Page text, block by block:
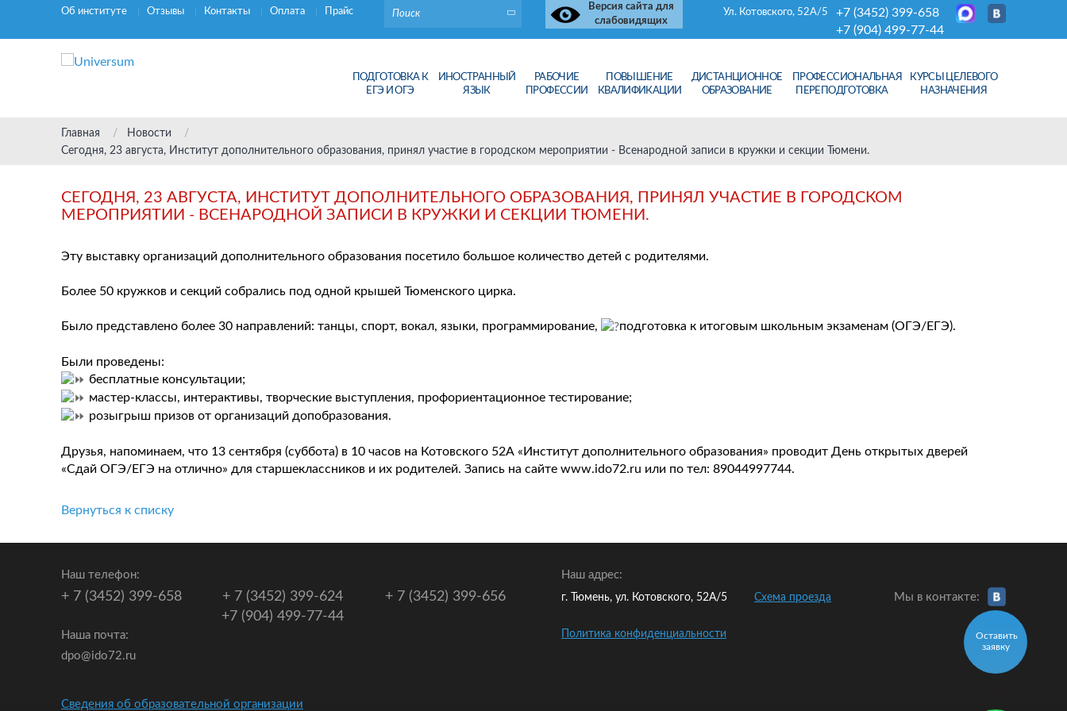
Оставить
заявку
Об институте Отзывы Контакты Оплата Прайс
Версия сайта для
слабовидящих
+7 (3452) 399-658
+7 (904) 499-77-44
Ул. Котовского, 52А/5
ПОДГОТОВКА К
ЕГЭ И ОГЭ
ИНОСТРАННЫЙ
ЯЗЫК
РАБОЧИЕ
ПРОФЕССИИ
ПОВЫШЕНИЕ
КВАЛИФИКАЦИИ
ДИСТАНЦИОННОЕ
ОБРАЗОВАНИЕ
ПРОФЕССИОНАЛЬНАЯ
ПЕРЕПОДГОТОВКА
КУРСЫ ЦЕЛЕВОГО
НАЗНАЧЕНИЯ
Главная
Новости
Сегодня, 23 августа, Институт дополнительного образования, принял участие в городском мероприятии - Всенародной записи в кружки и секции Тюмени.
СЕГОДНЯ, 23 АВГУСТА, ИНСТИТУТ ДОПОЛНИТЕЛЬНОГО ОБРАЗОВАНИЯ, ПРИНЯЛ УЧАСТИЕ В ГОРОДСКОМ
МЕРОПРИЯТИИ - ВСЕНАРОДНОЙ ЗАПИСИ В КРУЖКИ И СЕКЦИИ ТЮМЕНИ.
Эту выставку организаций дополнительного образования посетило большое количество детей с родителями.
Более 50 кружков и секций собрались под одной крышей Тюменского цирка.
Было представлено более 30 направлений: танцы, спорт, вокал, языки, программирование, подготовка к итоговым школьным экзаменам (ОГЭ/ЕГЭ).
Были проведены:
бесплатные консультации;
мастер-классы, интерактивы, творческие выступления, профориентационное тестирование;
розыгрыш призов от организаций допобразования.
Друзья, напоминаем, что 13 сентября (суббота) в 10 часов на Котовского 52А «Институт дополнительного образования» проводит День открытых дверей
«Сдай ОГЭ/ЕГЭ на отлично» для старшеклассников и их родителей. Запись на сайте www.ido72.ru или по тел: 89044997744.
Вернуться к списку
Наш телефон:
+ 7 (3452) 399-658
+ 7 (3452) 399-624
+7 (904) 499-77-44
+ 7 (3452) 399-656
Наша почта:
dpo@ido72.ru
Сведения об образовательной организации
Наш адрес:
г. Тюмень, ул. Котовского, 52А/5 Схема проезда Мы в контакте:
Политика конфиденциальности